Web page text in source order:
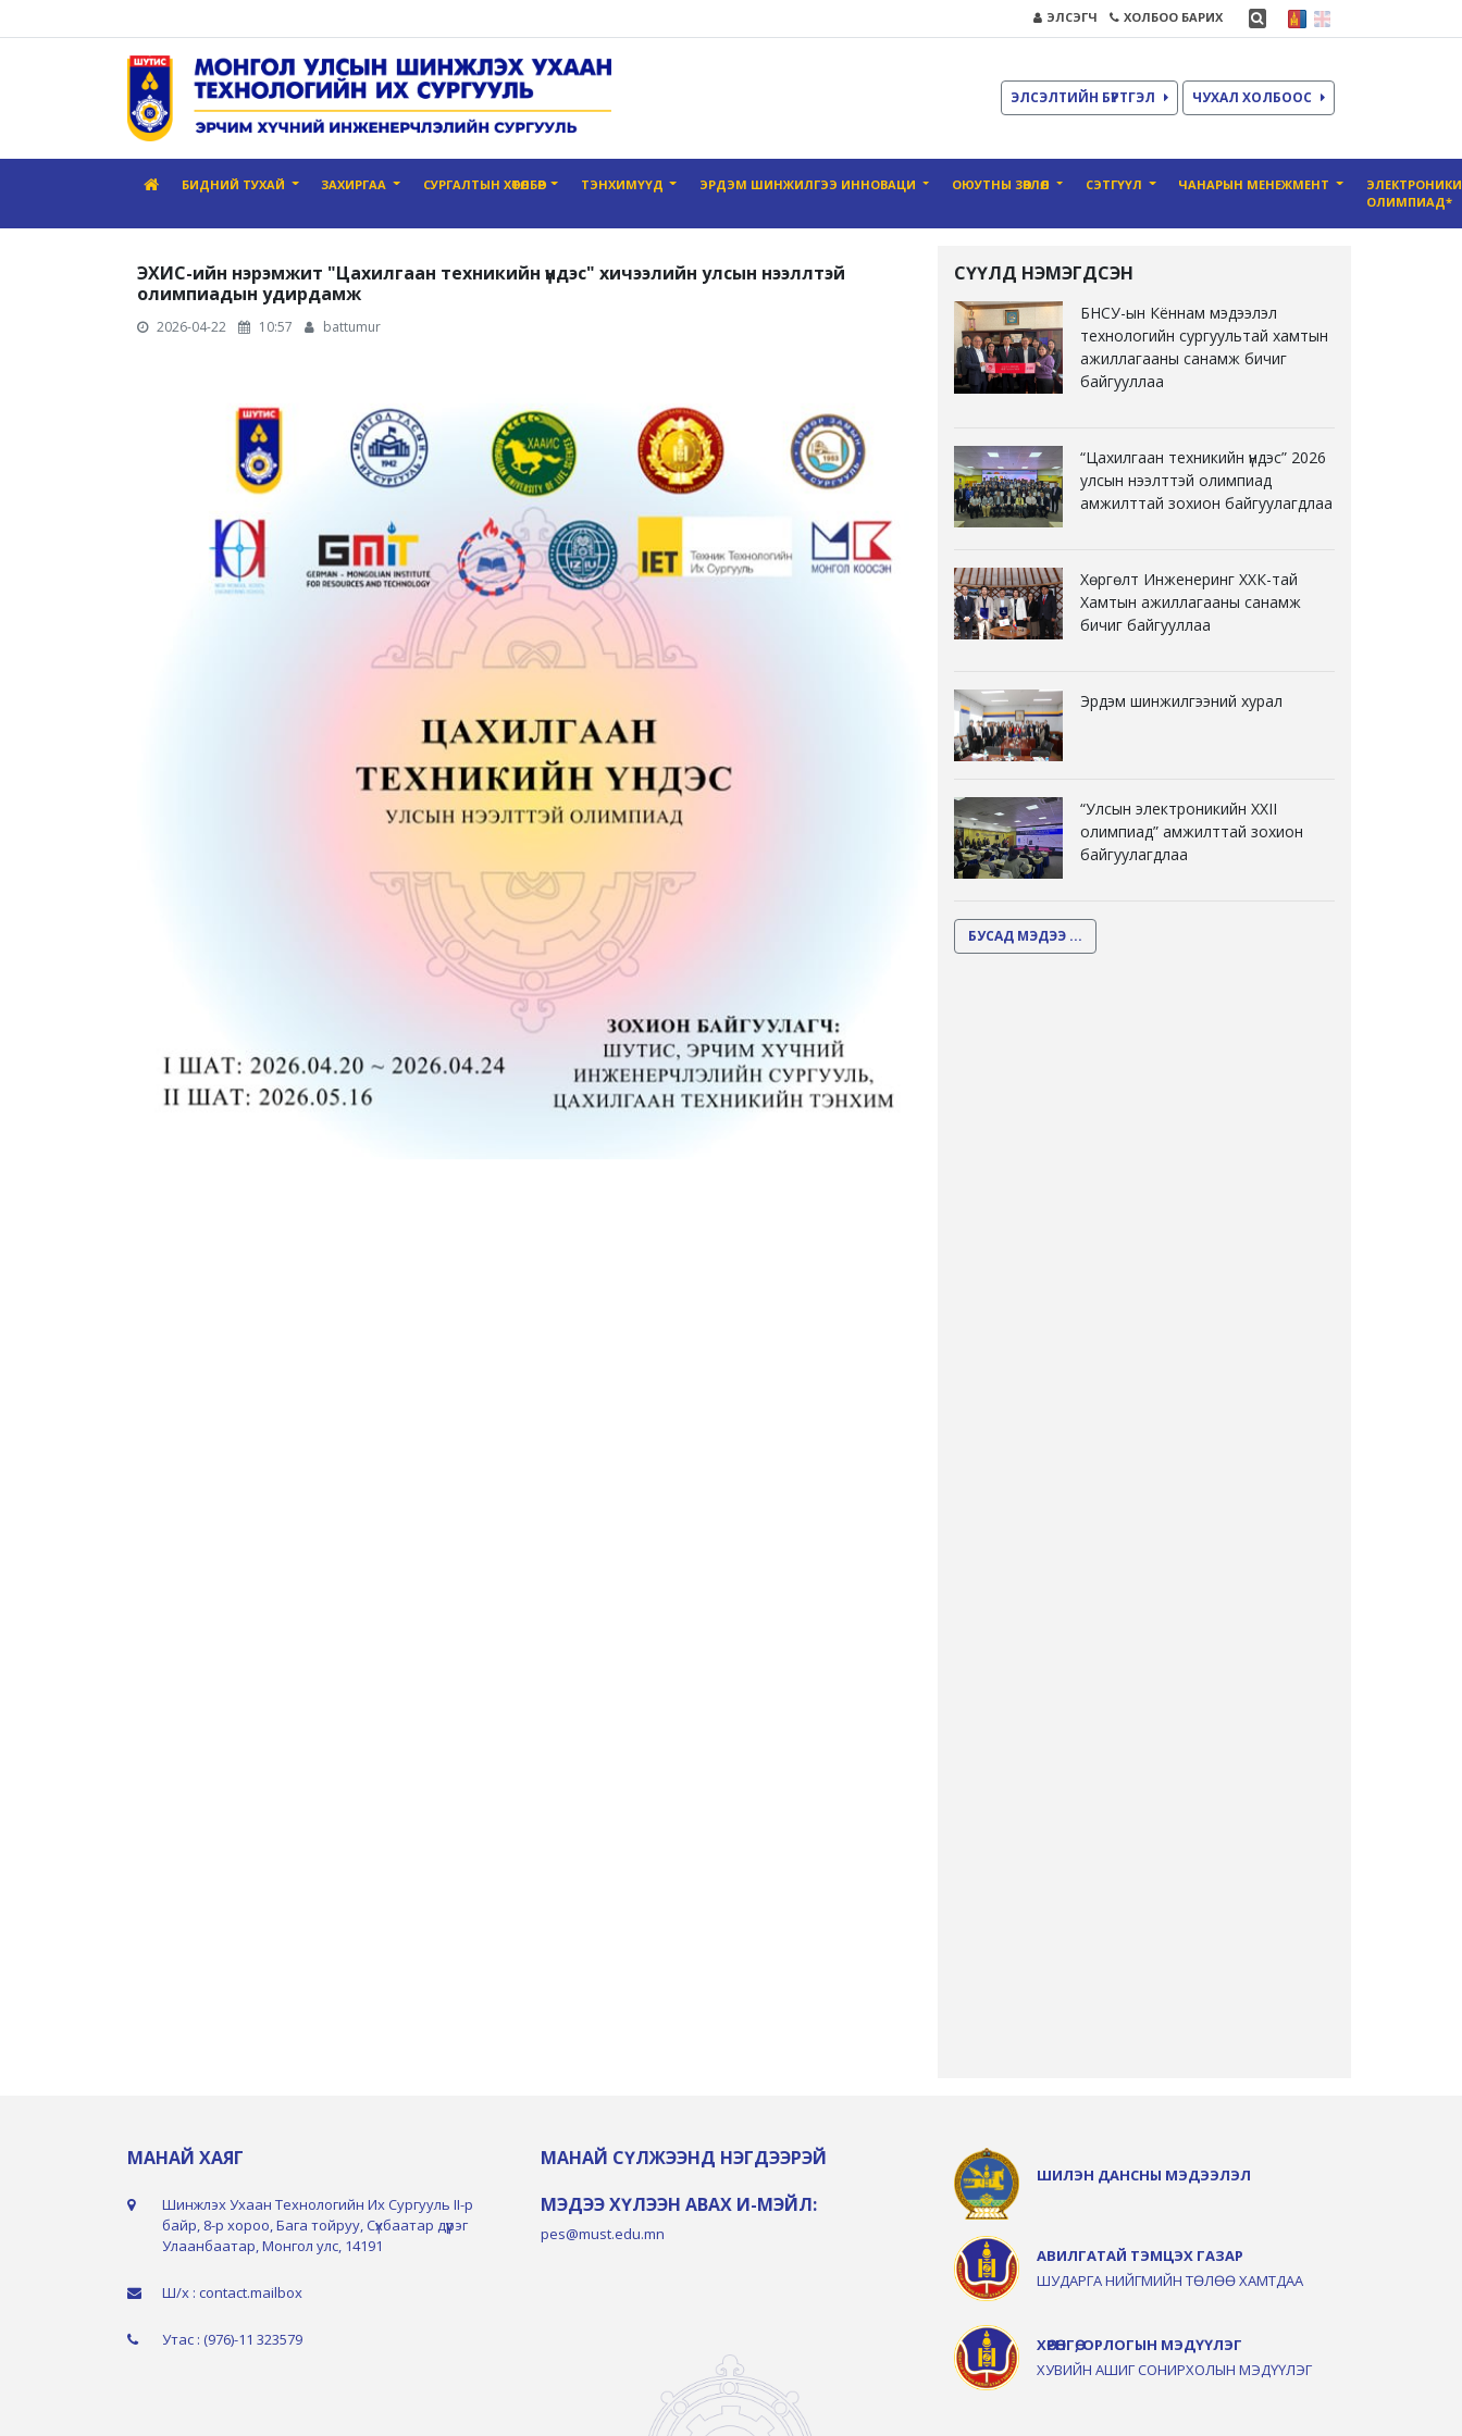
ЭЛСЭГЧ ХОЛБОО БАРИХ
ЭЛСЭЛТИЙН БҮРТГЭЛ ЧУХАЛ ХОЛБООС
БИДНИЙ ТУХАЙ ЗАХИРГАА СУРГАЛТЫН ХӨТӨЛБӨР ТЭНХИМҮҮД ЭРДЭМ ШИНЖИЛГЭЭ ИННОВАЦИ ОЮУТНЫ ЗӨВЛӨЛ СЭТГҮҮЛ ЧАНАРЫН МЕНЕЖМЕНТ
ОЛИМПИАД*
ЭХИС-ийн нэрэмжит "Цахилгаан техникийн үндэс" хичээлийн улсын нээллтэй
олимпиадын удирдамж
2026-04-22 10:57 battumur
СҮҮЛД НЭМЭГДСЭН
БНСУ-ын Кённам мэдээлэл
технологийн сургуультай хамтын
ажиллагааны санамж бичиг
байгууллаа
“Цахилгаан техникийн үндэс” 2026
улсын нээлттэй олимпиад
амжилттай зохион байгуулагдлаа
Хөргөлт Инженеринг ХХК-тай
Хамтын ажиллагааны санамж
бичиг байгууллаа
Эрдэм шинжилгээний хурал
“Улсын электроникийн XXII
олимпиад” амжилттай зохион
байгуулагдлаа
БУСАД МЭДЭЭ ...
МАНАЙ ХАЯГ
Шинжлэх Ухаан Технологийн Их Сургууль II-р
байр, 8-р хороо, Бага тойруу, Сүхбаатар дүүрэг
Улаанбаатар, Монгол улс, 14191
Ш/х : contact.mailbox
Утас : (976)-11 323579
МАНАЙ СҮЛЖЭЭНД НЭГДЭЭРЭЙ
МЭДЭЭ ХҮЛЭЭН АВАХ И-МЭЙЛ:
pes@must.edu.mn
ШИЛЭН ДАНСНЫ МЭДЭЭЛЭЛ
АВИЛГАТАЙ ТЭМЦЭХ ГАЗАР
ШУДАРГА НИЙГМИЙН ТӨЛӨӨ ХАМТДАА
ХӨРӨНГӨ, ОРЛОГЫН МЭДҮҮЛЭГ
ХУВИЙН АШИГ СОНИРХОЛЫН МЭДҮҮЛЭГ